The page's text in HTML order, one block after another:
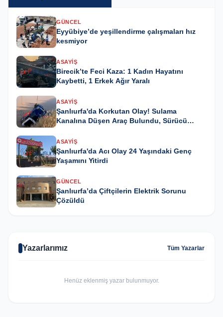
GÜNCEL
Eyyübiye’de yeşillendirme çalışmaları hız
kesmiyor
ASAYIŞ
Birecik’te Feci Kaza: 1 Kadın Hayatını
Kaybetti, 1 Erkek Ağır Yaralı
ASAYIŞ
Şanlıurfa'da Korkutan Olay! Sulama
Kanalına Düşen Araç Bulundu, Sürücü
ASAYIŞ
Şanlıurfa'da Acı Olay 24 Yaşındaki Genç
Yaşamını Yitirdi
GÜNCEL
Şanlıurfa’da Çiftçilerin Elektrik Sorunu
Çözüldü
Yazarlarımız Tüm Yazarlar
Henüz eklenmiş yazar bulunmuyor.